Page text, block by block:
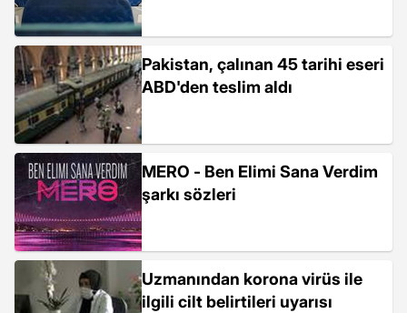
Pakistan, çalınan 45 tarihi eseri
ABD'den teslim aldı
MERO - Ben Elimi Sana Verdim
şarkı sözleri
Uzmanından korona virüs ile
ilgili cilt belirtileri uyarısı